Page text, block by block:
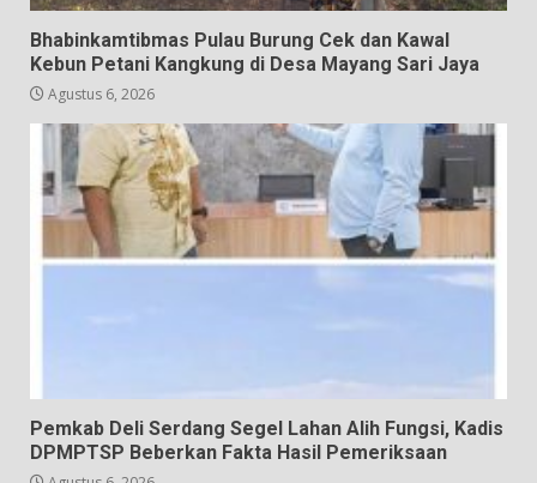
Bhabinkamtibmas Pulau Burung Cek dan Kawal
Kebun Petani Kangkung di Desa Mayang Sari Jaya
Agustus 6, 2026
Pemkab Deli Serdang Segel Lahan Alih Fungsi, Kadis
DPMPTSP Beberkan Fakta Hasil Pemeriksaan